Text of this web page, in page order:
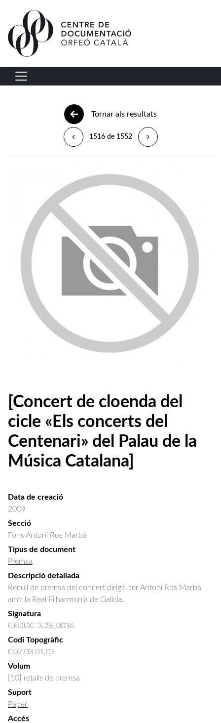
Vés al contingut
Navegació principal
Tornar als resultats
1516 de 1552
[Concert de cloenda del
cicle «Els concerts del
Centenari» del Palau de la
Música Catalana]
Data de creació
2009
Secció
Fons Antoni Ros Marbà
Tipus de document
Premsa
Descripció detallada
Recull de premsa del concert dirigit per Antoni Ros Marbà
amb la Real Filharmonia de Galicia.
Signatura
CEDOC 3.28_0036
Codi Topogràfic
C07.03.01.03
Volum
[10] retalls de premsa
Suport
Paper
Accés